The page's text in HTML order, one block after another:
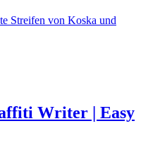
Streifen von Koska und
Writer | Easy